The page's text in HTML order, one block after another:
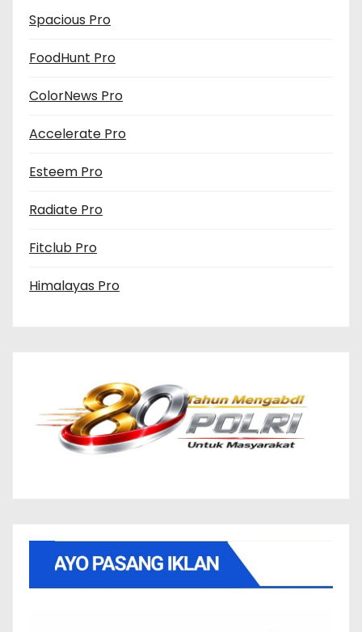
Spacious Pro
FoodHunt Pro
ColorNews Pro
Accelerate Pro
Esteem Pro
Radiate Pro
Fitclub Pro
Himalayas Pro